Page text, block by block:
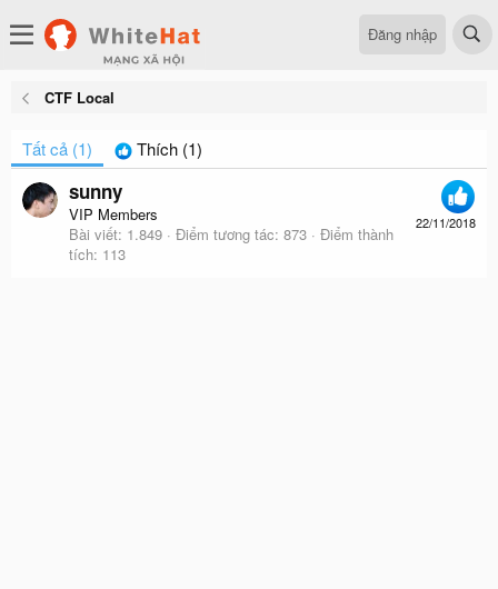
Đăng nhập
CTF Local
Tất cả (1) Thích (1)
22/11/2018
sunny
VIP Members
Bài viết 1.849 Điểm tương tác 873
Điểm thành
tích 113